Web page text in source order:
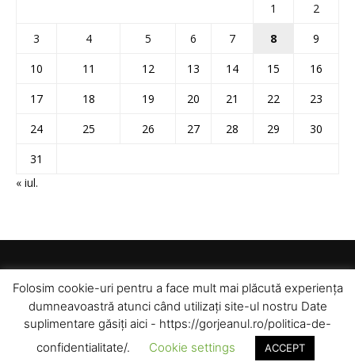
1
2
3
4 5 6 7 8
9
10
11 12 13 14 15
16
17
18 19 20 21 22
23
24
25 26 27 28 29
30
31
« iul.
© Toate drepturile rezervate pentru Gorjeanul SA
Folosim cookie-uri pentru a face mult mai plăcută experiența
dumneavoastră atunci când utilizați site-ul nostru Date
suplimentare găsiți aici - https://gorjeanul.ro/politica-de-
confidentialitate/.
Cookie settings ACCEPT